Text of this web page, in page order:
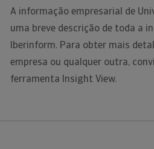
A informação empresarial de
uma breve descrição de toda a
Iberinform. Para obter mais
empresa ou qualquer outra,
ferramenta Insight View.